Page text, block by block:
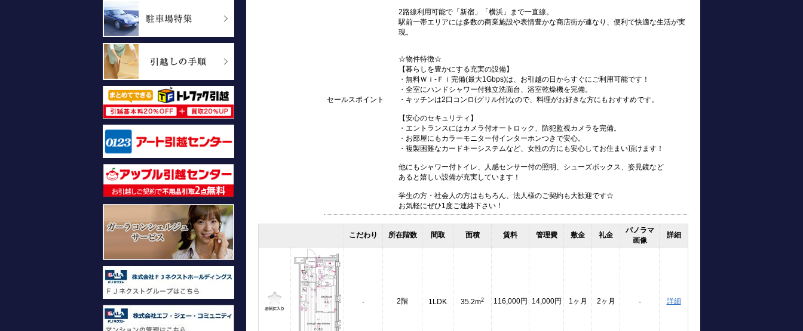
セールスポイント
2路線利用可能で「新宿」「横浜」まで一直線。
駅前一帯エリアには多数の商業施設や表情豊かな商店街が連なり、便利で快適な生活が実
現。
☆物件特徴☆
【暮らしを豊かにする充実の設備】
・無料Ｗｉ-Ｆｉ完備(最大1Gbps)は、お引越の日からすぐにご利用可能です！
・全室にハンドシャワー付独立洗面台、浴室乾燥機を完備。
・キッチンは2口コンロ(グリル付)なので、料理がお好きな方にもおすすめです。
【安心のセキュリティ】
・エントランスにはカメラ付オートロック、防犯監視カメラを完備。
・お部屋にもカラーモニター付インターホンつきで安心。
・複製困難なカードキーシステムなど、女性の方にも安心してお住まい頂けます！
他にもシャワー付トイレ、人感センサー付の照明、シューズボックス、姿見鏡など
あると嬉しい設備が充実しています！
学生の方・社会人の方はもちろん、法人様のご契約も大歓迎です☆
お気軽にぜひ1度ご連絡下さい！
こだわり 所在階数 間取 面積 賃料 管理費 敷金 礼金
パノラマ
画像
詳細
- 2階 1LDK 35.2m2 116,000円 14,000円 1ヶ月 2ヶ月 - 詳細